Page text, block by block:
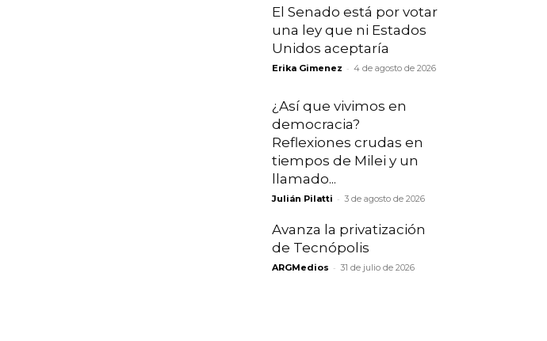
El Senado está por votar
una ley que ni Estados
Unidos aceptaría
Erika Gimenez - 4 de agosto de 2026
¿Así que vivimos en
democracia?
Reflexiones crudas en
tiempos de Milei y un
llamado...
Julián Pilatti - 3 de agosto de 2026
Avanza la privatización
de Tecnópolis
ARGMedios - 31 de julio de 2026